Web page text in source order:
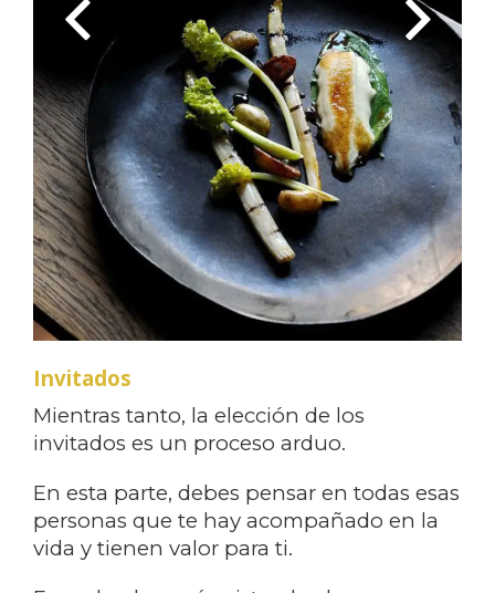
Invitados
Mientras tanto, la elección de los
invitados es un proceso arduo.
En esta parte, debes pensar en todas esas
personas que te hay acompañado en la
vida y tienen valor para ti.